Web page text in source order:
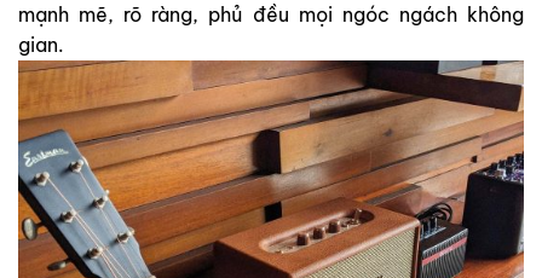
mạnh mẽ, rõ ràng, phủ đều mọi ngóc ngách không
gian.